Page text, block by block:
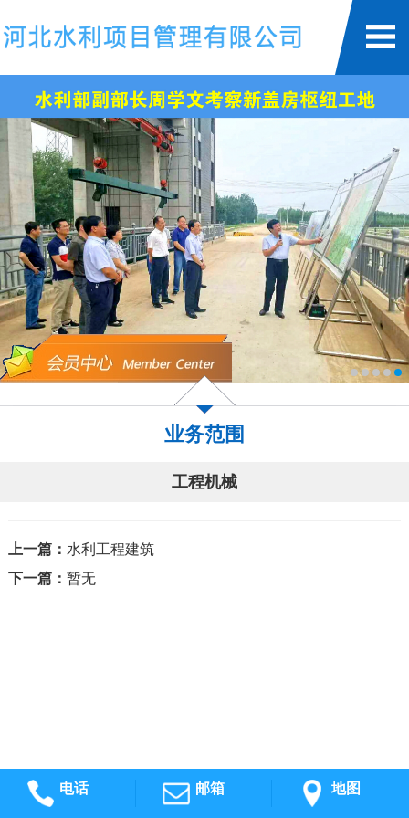
业务范围
工程机械
上一篇： 水利工程建筑
下一篇： 暂无
电话 邮箱 地图